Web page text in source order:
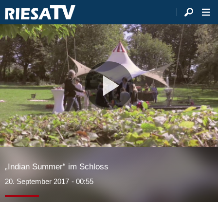
Video
„Indian Summer“ im Schloss
20. September 2017 - 00:55